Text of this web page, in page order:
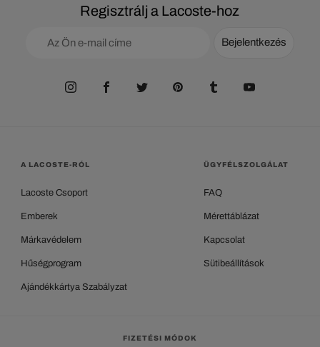
Regisztrálj a Lacoste-hoz
Bejelentkezés
A LACOSTE-RÓL
Lacoste Csoport
Emberek
Márkavédelem
Hűségprogram
Ajándékkártya Szabályzat
ÜGYFÉLSZOLGÁLAT
FAQ
Mérettáblázat
Kapcsolat
Sütibeállítások
FIZETÉSI MÓDOK